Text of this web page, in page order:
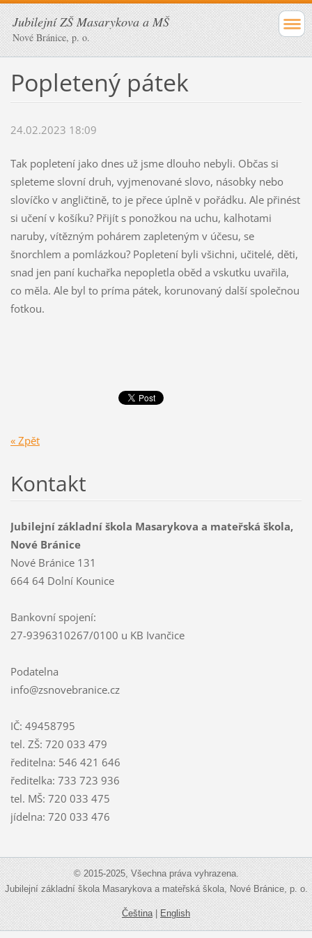
Jubilejní ZŠ Masarykova a MŠ
Nové Bránice, p. o.
Popletený pátek
24.02.2023 18:09
Tak popletení jako dnes už jsme dlouho nebyli. Občas si
spleteme slovní druh, vyjmenované slovo, násobky nebo
slovíčko v angličtině, to je přece úplně v pořádku. Ale přinést
si učení v košíku? Přijít s ponožkou na uchu, kalhotami
naruby, vítězným pohárem zapleteným v účesu, se
šnorchlem a pomlázkou? Popletení byli všichni, učitelé, děti,
snad jen paní kuchařka nepopletla oběd a vskutku uvařila,
co měla. Ale byl to príma pátek, korunovaný další společnou
fotkou.
« Zpět
Kontakt
Jubilejní základní škola Masarykova a mateřská škola,
Nové Bránice
Nové Bránice 131
664 64 Dolní Kounice
Bankovní spojení:
27-9396310267/0100 u KB Ivančice
Podatelna
info@zsnovebranice.cz
IČ: 49458795
tel. ZŠ: 720 033 479
ředitelna: 546 421 646
ředitelka: 733 723 936
tel. MŠ: 720 033 475
jídelna: 720 033 476
© 2015-2025, Všechna práva vyhrazena.
Jubilejní základní škola Masarykova a mateřská škola, Nové Bránice, p. o.
Čeština|English